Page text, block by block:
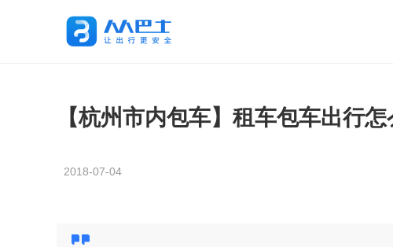
【杭州市内包车】租车包车出行
2018-07-04